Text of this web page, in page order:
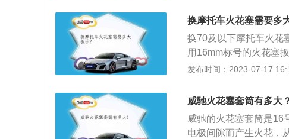
130等排量。还有
号。
换摩托车火花塞需要多
换70及以下摩托车火花
用16mm标号的火花塞
件，它可将高压电引入
火花塞、座型火花塞、
来，小汽车上的发动机
发布时间：2023-07-17
威驰火花塞套筒有多大
威驰的火花塞套筒是16
电极间隙而产生火花，